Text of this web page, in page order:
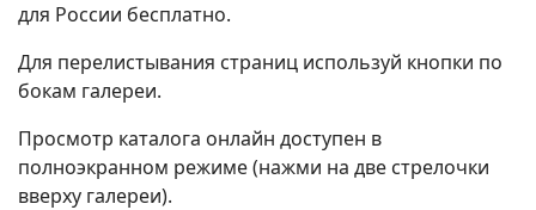
для России бесплатно.
Для перелистывания страниц используй кнопки по
бокам галереи.
Просмотр каталога онлайн доступен в
полноэкранном режиме (нажми на две стрелочки
вверху галереи).